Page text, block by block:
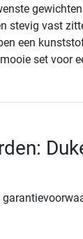
stevig vast
een
set voor